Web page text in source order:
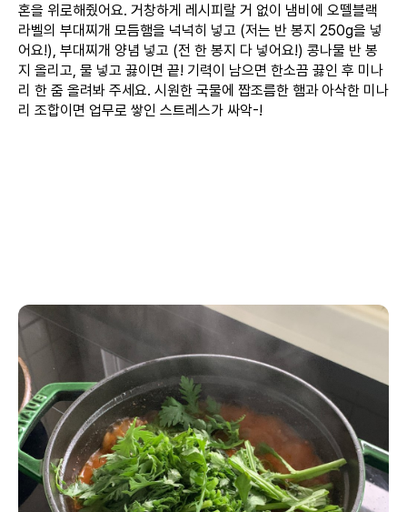
혼을 위로해줬어요. 거창하게 레시피랄 거 없이 냄비에 오뗄블랙
라벨의 부대찌개 모듬햄을 넉넉히 넣고 (저는 반 봉지 250g을 넣
어요!), 부대찌개 양념 넣고 (전 한 봉지 다 넣어요!) 콩나물 반 봉
지 올리고, 물 넣고 끓이면 끝! 기력이 남으면 한소끔 끓인 후 미나
리 한 줌 올려봐 주세요. 시원한 국물에 짭조름한 햄과 아삭한 미나
리 조합이면 업무로 쌓인 스트레스가 싸악-!